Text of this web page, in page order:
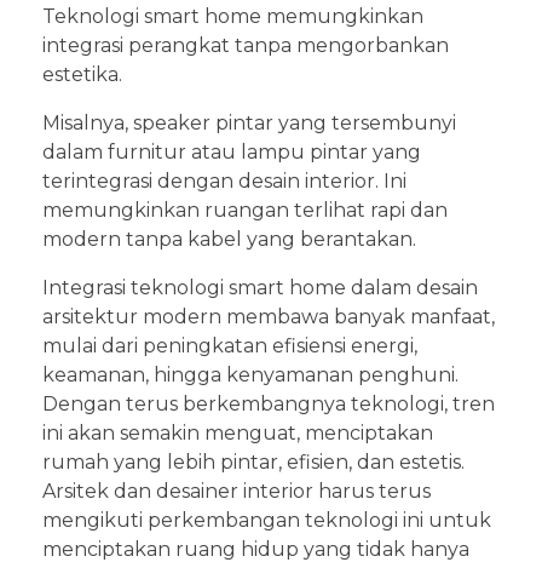
Teknologi smart home memungkinkan
integrasi perangkat tanpa mengorbankan
estetika.
Misalnya, speaker pintar yang tersembunyi
dalam furnitur atau lampu pintar yang
terintegrasi dengan desain interior. Ini
memungkinkan ruangan terlihat rapi dan
modern tanpa kabel yang berantakan.
Integrasi teknologi smart home dalam desain
arsitektur modern membawa banyak manfaat,
mulai dari peningkatan efisiensi energi,
keamanan, hingga kenyamanan penghuni.
Dengan terus berkembangnya teknologi, tren
ini akan semakin menguat, menciptakan
rumah yang lebih pintar, efisien, dan estetis.
Arsitek dan desainer interior harus terus
mengikuti perkembangan teknologi ini untuk
menciptakan ruang hidup yang tidak hanya